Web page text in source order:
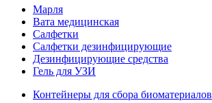
Марля
Вата медицинская
Салфетки
Салфетки дезинфицирующие
Дезинфицирующие средства
Гель для УЗИ
Контейнеры для сбора биоматериалов